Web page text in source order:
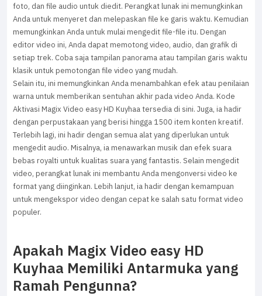
foto, dan file audio untuk diedit. Perangkat lunak ini memungkinkan
Anda untuk menyeret dan melepaskan file ke garis waktu. Kemudian
memungkinkan Anda untuk mulai mengedit file-file itu. Dengan
editor video ini, Anda dapat memotong video, audio, dan grafik di
setiap trek. Coba saja tampilan panorama atau tampilan garis waktu
klasik untuk pemotongan file video yang mudah.
Selain itu, ini memungkinkan Anda menambahkan efek atau penilaian
warna untuk memberikan sentuhan akhir pada video Anda. Kode
Aktivasi Magix Video easy HD Kuyhaa tersedia di sini. Juga, ia hadir
dengan perpustakaan yang berisi hingga 1500 item konten kreatif.
Terlebih lagi, ini hadir dengan semua alat yang diperlukan untuk
mengedit audio. Misalnya, ia menawarkan musik dan efek suara
bebas royalti untuk kualitas suara yang fantastis. Selain mengedit
video, perangkat lunak ini membantu Anda mengonversi video ke
format yang diinginkan. Lebih lanjut, ia hadir dengan kemampuan
untuk mengekspor video dengan cepat ke salah satu format video
populer.
Apakah Magix Video easy HD
Kuyhaa Memiliki Antarmuka yang
Ramah Pengunna?